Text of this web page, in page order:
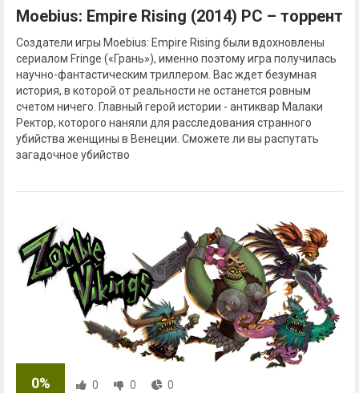
Moebius: Empire Rising (2014) PC – торрент
Создатели игры Moebius: Empire Rising были вдохновлены
сериалом Fringe («Грань»), именно поэтому игра получилась
научно-фантастическим триллером. Вас ждет безумная
история, в которой от реальности не останется ровным
счетом ничего. Главный герой истории - антиквар Малаки
Ректор, которого наняли для расследования странного
убийства женщины в Венеции. Сможете ли вы распутать
загадочное убийство
0% 0 0 0